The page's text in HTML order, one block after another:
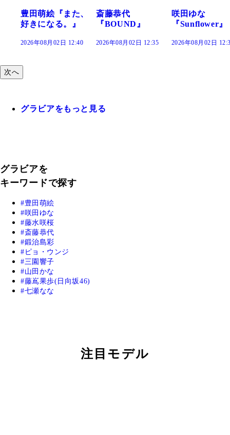
斎藤恭代
『BOUND』
2026年08月02日 12:35
咲田ゆな
『Sunflower』
2026年08月02日 12:30
藤水咲桜『花
だまり』
2026年08月02日
次へ
グラビアをもっと見る
グラビアを
キーワードで探す
豊田萌絵
咲田ゆな
藤水咲桜
斎藤恭代
鍛治島彩
ピョ・ウンジ
三園響子
山田かな
藤嶌果歩(日向坂46)
七瀬なな
注目モデル